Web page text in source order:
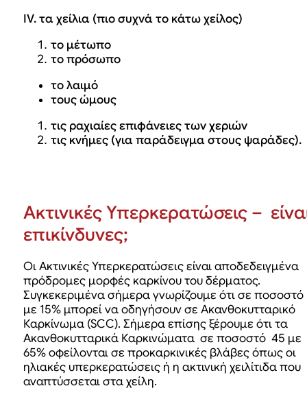
ΙV. τα χείλια (πιο συχνά το κάτω χείλος)
το μέτωπο
το πρόσωπο
το λαιμό
τους ώμους
τις ραχιαίες επιφάνειες των χεριών
τις κνήμες (για παράδειγμα στους ψαράδες).
Ακτινικές Υπερκερατώσεις –
επικίνδυνες;
Οι Ακτινικές Υπερκερατώσεις είναι αποδεδειγμένα
πρόδρομες μορφές καρκίνου του δέρματος.
Συγκεκεριμένα σήμερα γνωρίζουμε ότι σε ποσοστό
με 15% μπορεί να οδηγήσουν σε Ακανθοκυτταρικό
Καρκίνωμα (SCC). Σήμερα επίσης ξέρουμε ότι τα
Ακανθοκυτταρικά Καρκινώματα σε ποσοστό 45 με
65% οφείλονται σε προκαρκινικές βλάβες όπως οι
ηλιακές υπερκερατώσεις ή η ακτινική χειλίτιδα που
αναπτύσσεται στα χείλη.